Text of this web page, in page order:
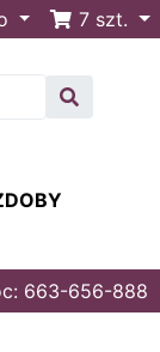
7 szt.
663-656-888